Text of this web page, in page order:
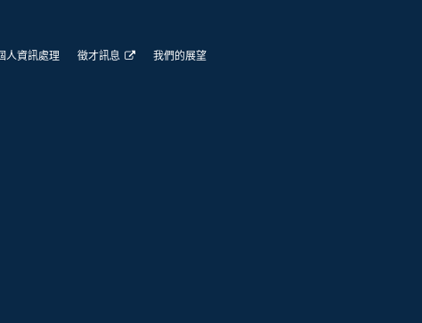
人資訊處理 徵才訊息 我們的展望